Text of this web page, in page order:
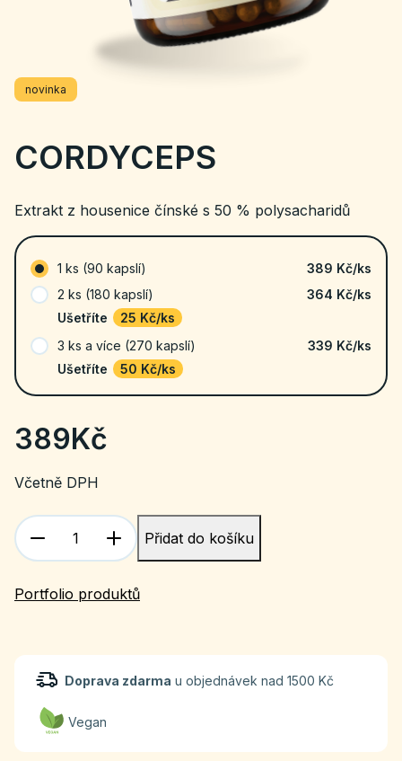
novinka
CORDYCEPS
Extrakt z housenice čínské s 50 % polysacharidů
1 ks (90 kapslí) 389 Kč/ks
2 ks (180 kapslí)
364 Kč/ks
Ušetříte
25 Kč/ks
3 ks a více (270 kapslí)
339 Kč/ks
Ušetříte
50 Kč/ks
389Kč
Včetně DPH
Přidat do košíku
Portfolio produktů
Doprava zdarma u objednávek nad 1500 Kč
Vegan